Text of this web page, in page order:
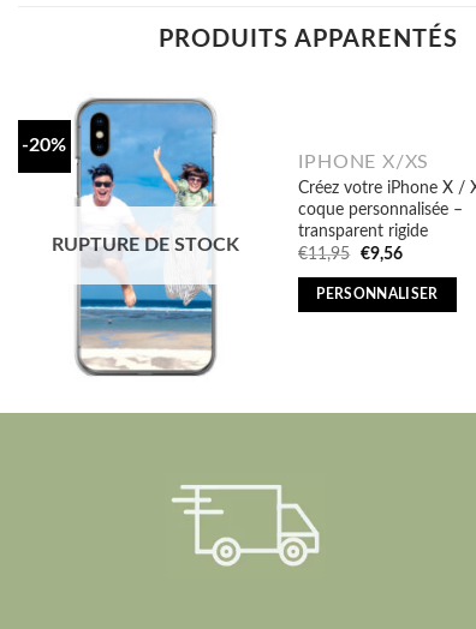
PRODUITS APPARENTÉS
-20%
RUPTURE DE STOCK
IPHONE X/XS
Créez votre iPhone X /
coque personnalisée –
transparent rigide
€11,95 Original
was:
€11,95.
€9,56Current
is:
€9,56.
PERSONNALISER